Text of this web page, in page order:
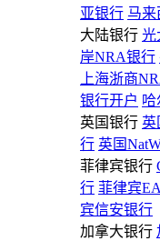
亚银行 马来
大陆银行 光
岸NRA银行
上海浙商
银行开户 哈
英国银行 英
行 英国
菲律宾银行
行 菲律宾
宾信安银行
加拿大银行